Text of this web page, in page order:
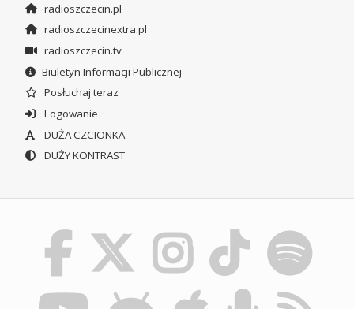
radioszczecin.pl
radioszczecinextra.pl
radioszczecin.tv
Biuletyn Informacji Publicznej
Posłuchaj teraz
Logowanie
DUŻA CZCIONKA
DUŻY KONTRAST